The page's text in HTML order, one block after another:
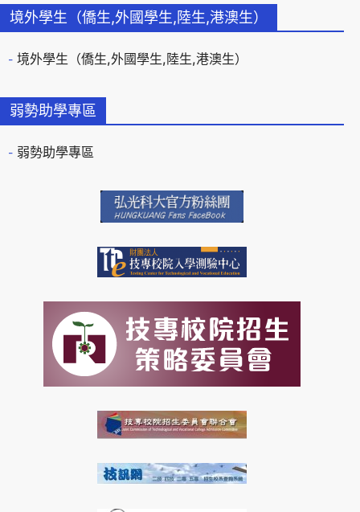
境外學生（僑生,外國學生,陸生,港澳生）
境外學生（僑生,外國學生,陸生,港澳生）
弱勢助學專區
弱勢助學專區